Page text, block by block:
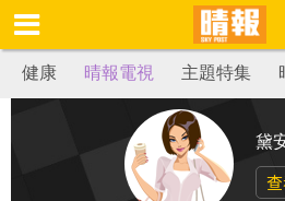
健康 晴報電視 主題特集
黛